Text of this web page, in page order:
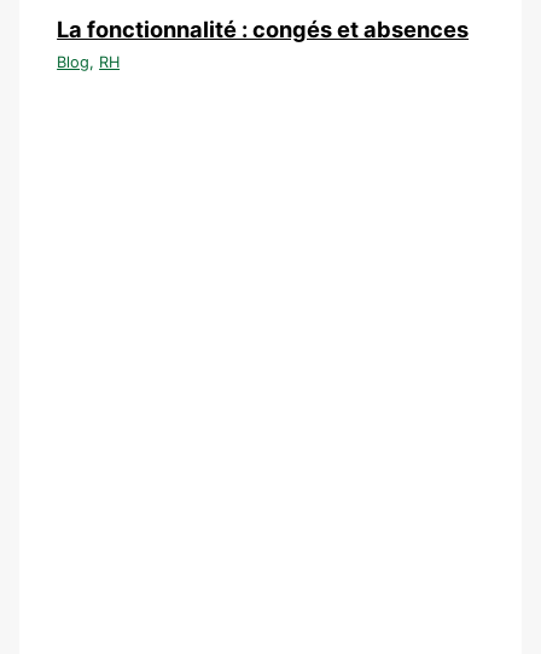
La fonctionnalité : congés et absences
Blog, RH